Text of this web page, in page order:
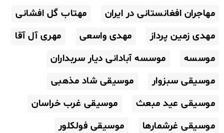
مهاجران افغانستانی در ایران
مهتاب گل افشانی
مهدی زمین پرداز
مهدی واسعی
مهری آل آقا
موسسه
موسسه آبادانی دیار سربداران
موسیقی سبزوار
موسیقی شاد مذهبی
موسیقی عید مبعث
موسیقی غرب خراسان
موسیقی غرشمارها
موسیقی فولکلور